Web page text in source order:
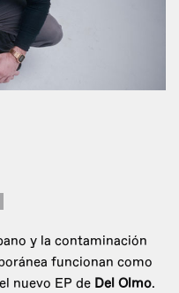
y la contaminación
funcionan como
nuevo EP de Del Olmo.